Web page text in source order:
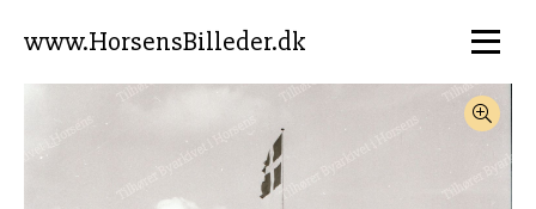
www.HorsensBilleder.dk